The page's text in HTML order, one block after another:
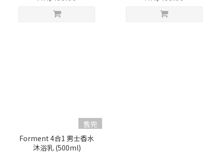
售完
Forment 4合1 男士香水
沐浴乳 (500ml)